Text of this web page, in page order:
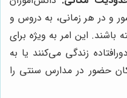
و در هر زمانی، به دروس و
این امر به ویژه برای
زندگی می‌کنند یا به
حضور در مدارس سنتی را